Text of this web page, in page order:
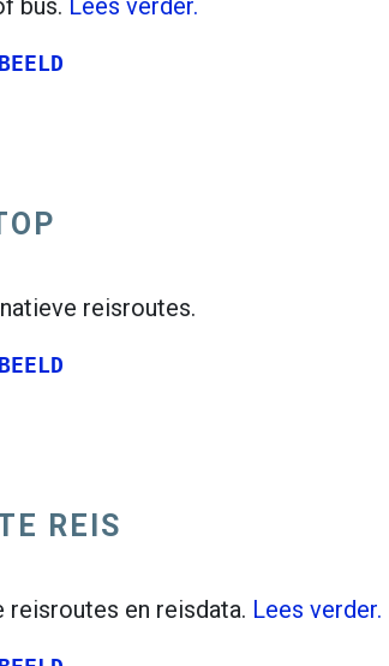
bus. Lees verder.
reisroutes.
REIS
reisroutes en reisdata. Lees verder.